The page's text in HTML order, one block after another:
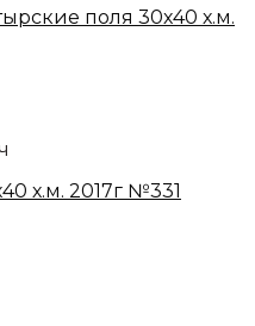
х.м. 2017г №331